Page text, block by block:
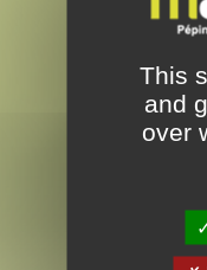
This
and
over